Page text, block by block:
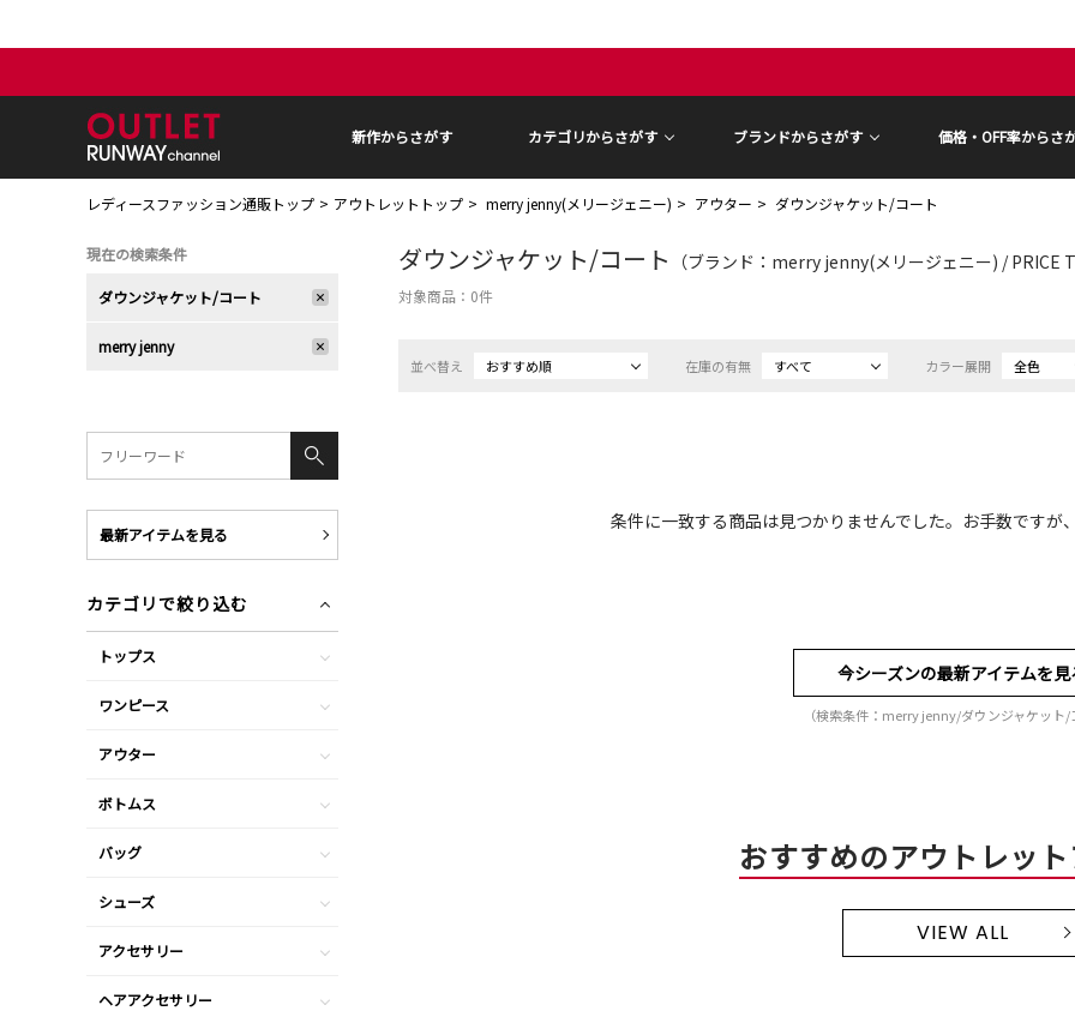
新作からさがす カテゴリからさがす ブランドからさがす 価格・OFF率からさ
レディースファッション通販トップ アウトレットトップ merry jenny(メリージェニー) アウター ダウンジャケット/コート
ダウンジャケット/コート （ブランド：merry jenny(メリージェニー) / PRICE
対象商品： 0件
並べ替え おすすめ順 在庫の有無 すべて カラー展開 全色
条件に一致する商品は見つかりませんでした。お手数ですが
今シーズンの最新アイテムを見
（検索条件：merry jenny/ダウンジャケット/
おすすめのアウトレッ
VIEW ALL
現在の検索条件
ダウンジャケット/コート
merry jenny
最新アイテムを見る
カテゴリで絞り込む
トップス
ワンピース
アウター
ボトムス
バッグ
シューズ
アクセサリー
ヘアアクセサリー